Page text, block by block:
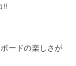
!!
ードの楽しさが